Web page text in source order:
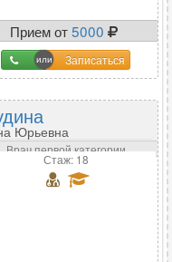
Прием от5000
Записаться
Юрьевна
Врач первой категории
Стаж: 18